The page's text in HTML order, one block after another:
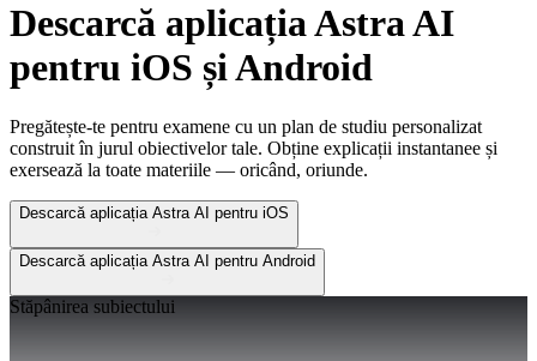
Descarcă aplicația Astra AI
pentru iOS și Android
Pregătește-te pentru examene cu un plan de studiu personalizat
construit în jurul obiectivelor tale. Obține explicații instantanee și
exersează la toate materiile — oricând, oriunde.
Descarcă aplicația Astra AI pentru iOS
Descarcă aplicația Astra AI pentru Android
Stăpânirea subiectului